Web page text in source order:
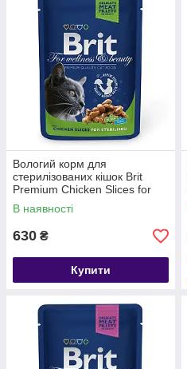
Вологий корм для
стерилізованих кішок Brit
Premium Chicken Slices for
Sterilised pouch,з куркою, 100
г 24шт
В наявності
630 ₴
Купити